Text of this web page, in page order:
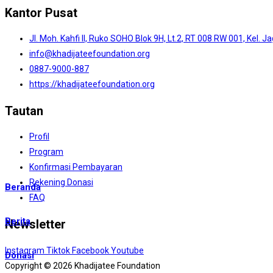
Kantor Pusat
Jl. Moh. Kahfi II, Ruko SOHO Blok 9H, Lt.2, RT 008 RW 001,
info@khadijateefoundation.org
0887-9000-887
https://khadijateefoundation.org
Tautan
Profil
Program
Konfirmasi Pembayaran
Rekening Donasi
FAQ
Newsletter
Instagram TiktokFacebookYoutube
Copyright © 2026 Khadijatee Foundation
Beranda
Berita
Donasi